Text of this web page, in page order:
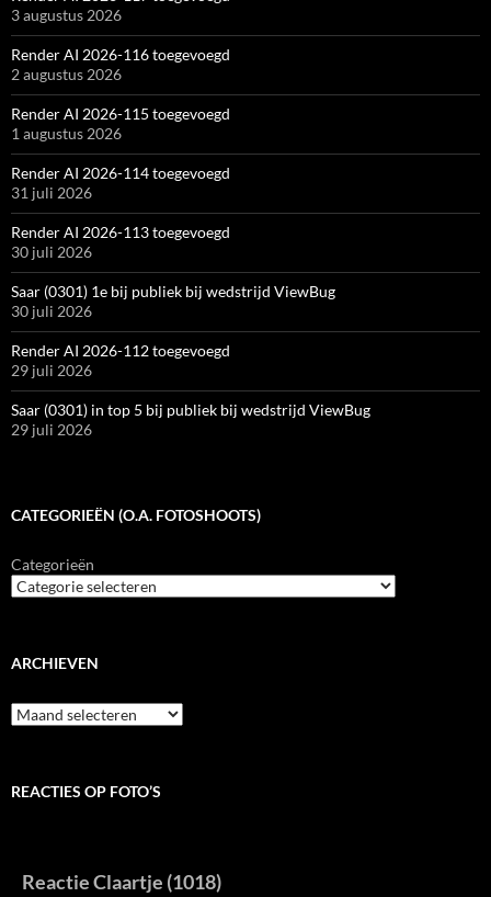
3 augustus 2026
Render AI 2026-116 toegevoegd
2 augustus 2026
Render AI 2026-115 toegevoegd
1 augustus 2026
Render AI 2026-114 toegevoegd
31 juli 2026
Render AI 2026-113 toegevoegd
30 juli 2026
Saar (0301) 1e bij publiek bij wedstrijd ViewBug
30 juli 2026
Render AI 2026-112 toegevoegd
29 juli 2026
Saar (0301) in top 5 bij publiek bij wedstrijd ViewBug
29 juli 2026
CATEGORIEËN (O.A. FOTOSHOOTS)
Categorieën
ARCHIEVEN
Archieven
REACTIES OP FOTO’S
Reactie Claartje (1018)